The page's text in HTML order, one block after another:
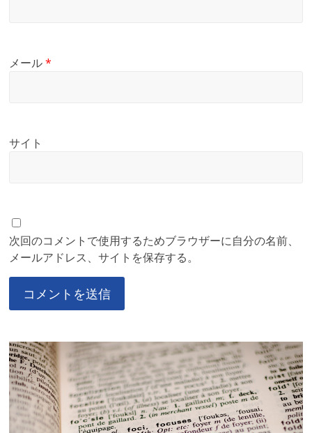
メール*
サイト
次回のコメントで使用するためブラウザーに自分の名前、
メールアドレス、サイトを保存する。